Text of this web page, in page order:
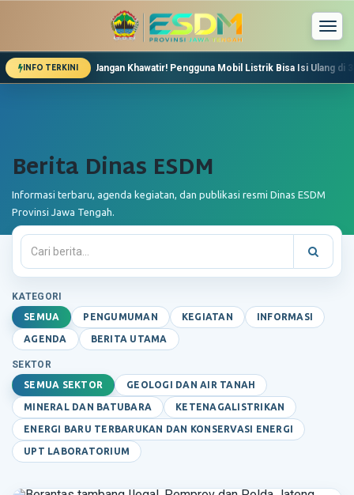
INFO TERKINIJangan Khawatir! Pengguna Mobil Listrik Bisa Isi Ulang di 34
Berita Dinas ESDM
Informasi terbaru, agenda kegiatan, dan publikasi resmi Dinas ESDM
Provinsi Jawa Tengah.
KATEGORI
SEMUA PENGUMUMAN KEGIATAN INFORMASI
AGENDA BERITA UTAMA
SEKTOR
SEMUA SEKTOR GEOLOGI DAN AIR TANAH
MINERAL DAN BATUBARA KETENAGALISTRIKAN
ENERGI BARU TERBARUKAN DAN KONSERVASI ENERGI
UPT LABORATORIUM